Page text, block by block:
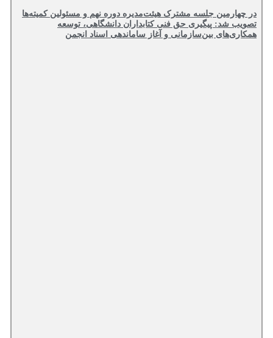
در چهارمین جلسه مشترک هیئت‌مدیره دوره نهم و مسئولین کمیته‌ها
تصویب شد: پیگیری حق فنی کتابداران دانشگاهی، توسعه
همکاری‌های بین‌سازمانی و آغاز ساماندهی اسناد انجمن